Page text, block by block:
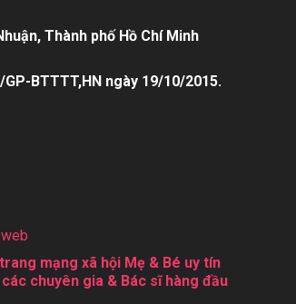
Thành phố Hồ Chí Minh
BTTTT,HN ngày 19/10/2015.
mạng xã hội Mẹ & Bé uy tín
chuyên gia & Bác sĩ hàng đầu